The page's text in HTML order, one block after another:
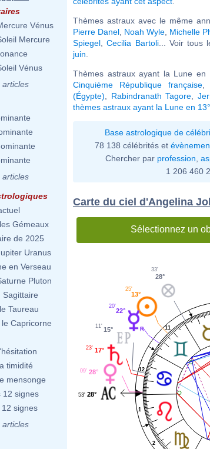
Vénus
Mercure
Vénus
articles
articles
Gémeaux
de 2025
Uranus
en Verseau
Pluton
Sagittaire
Taureau
Capricorne
timidité
mensonge
12 signes
signes
articles
Thèmes astraux avec le même
Pierre Danel Noah Wyle Michelle
Spiegel ,Cecilia Bartoli... Voir tous
juin
Thèmes astraux ayant la Lune en
Cinquième République française
(Égypte)
Rabindranath Tagore
thèmes astraux ayant la Lune en
Base astrologique de
78 138 célébrités et
Chercher par profession
1 206 460
Carte du ciel d'Angelina
Sélectionnez un
1
2
11
12
28°
33'
13°
25'
22°
20'
15°
11'
17°
23'
28°
09'
28°
53'